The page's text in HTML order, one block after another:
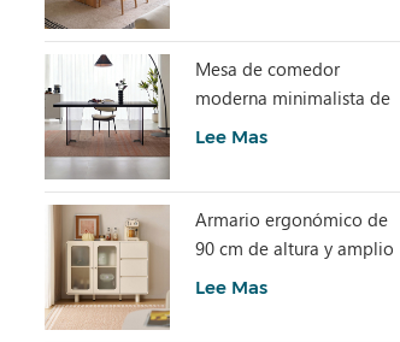
Mesa de comedor
moderna minimalista de
losa de piedra gris con
Lee Mas
Armario ergonómico de
90 cm de altura y amplio
espacio de
Lee Mas